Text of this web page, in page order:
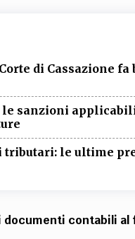
di Cassazione
le sanzioni
tributari: le ultime
contabili al